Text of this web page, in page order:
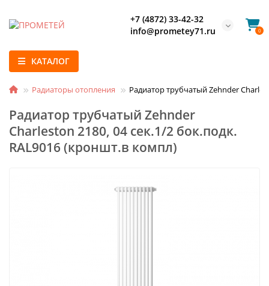
+7 (4872) 33-42-32
info@prometey71.ru
0
КАТАЛОГ
Радиаторы отопления Радиатор трубчатый Zehnder
Радиатор трубчатый Zehnder
Charleston 2180, 04 сек.1/2 бок.подк.
RAL9016 (кроншт.в компл)